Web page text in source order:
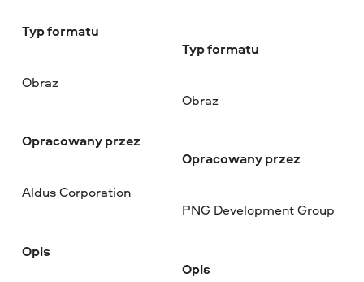
Typ formatu
Obraz
Opracowany przez
Aldus Corporation
Opis
Typ formatu
Obraz
Opracowany przez
PNG Development Group
Opis